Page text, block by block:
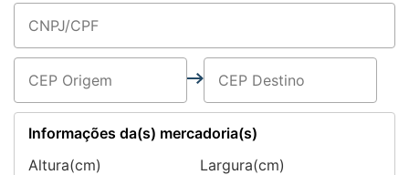
Informações da(s) mercadoria(s)
Altura(cm)
Largura(cm)